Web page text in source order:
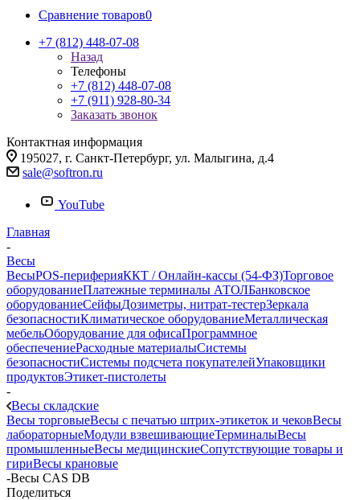
Сравнение товаров0
+7 (812) 448-07-08
Назад
Телефоны
+7 (812) 448-07-08
+7 (911) 928-80-34
Заказать звонок
Контактная информация
195027, г. Санкт-Петербург, ул. Малыгина, д.4
sale@softron.ru
YouTube
Главная
-
Весы
ВесыPOS-периферияККТ / Онлайн-кассы (54-ФЗ)Торговое
оборудованиеПлатежные терминалы АТОЛБанковское
оборудованиеСейфыДозиметры, нитрат-тестерЗеркала
безопасностиКлиматическое оборудованиеМеталлическая
мебельОборудование для офисаПрограммное
обеспечениеРасходные материалыСистемы
безопасностиСистемы подсчета покупателейУпаковщики
продуктовЭтикет-пистолеты
-
Весы складские
Весы торговыеВесы с печатью штрих-этикеток и чековВесы
лабораторныеМодули взвешивающиеТерминалыВесы
промышленныеВесы медицинскиеСопутствующие товары и
гириВесы крановые
-Весы CAS DB
Поделиться